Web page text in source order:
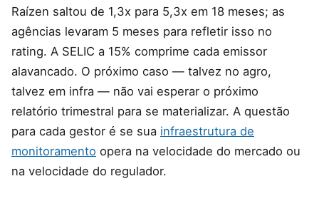
Raízen saltou de 1,3x para 5,3x em 18 meses; as
agências levaram 5 meses para refletir isso no
rating. A SELIC a 15% comprime cada emissor
alavancado. O próximo caso — talvez no agro,
talvez em infra — não vai esperar o próximo
relatório trimestral para se materializar. A questão
para cada gestor é se sua infraestrutura de
monitoramento opera na velocidade do mercado ou
na velocidade do regulador.